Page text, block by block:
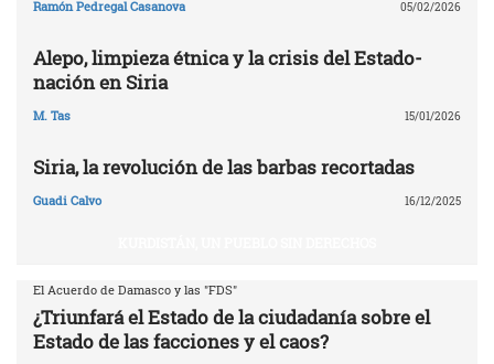
Ramón Pedregal Casanova 05/02/2026
Alepo, limpieza étnica y la crisis del Estado-
nación en Siria
M. Tas 15/01/2026
Siria, la revolución de las barbas recortadas
Guadi Calvo 16/12/2025
El Acuerdo de Damasco y las "FDS"
¿Triunfará el Estado de la ciudadanía sobre el
Estado de las facciones y el caos?